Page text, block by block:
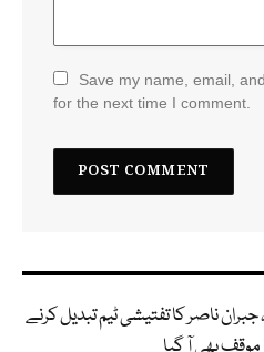
Save my name, email,
for the next time I comment.
ناصر کا تفتیشی ٹیم تبدیل کرنے